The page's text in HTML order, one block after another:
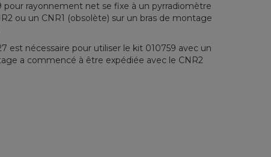
rayonnement net se fixe à un pyrradiomètre
ou un CNR1 (obsolète) sur un bras de montage
est nécessaire pour utiliser le kit 010759 avec un
a commencé à être expédiée avec le CNR2